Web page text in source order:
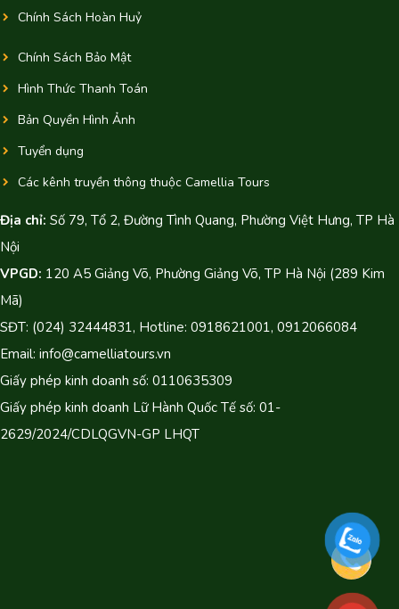
Chính Sách Hoàn Huỷ
Chính Sách Bảo Mật
Hình Thức Thanh Toán
Bản Quyền Hình Ảnh
Tuyển dụng
Các kênh truyền thông thuộc Camellia Tours
Địa chỉ: Số 79, Tổ 2, Đường Tình Quang, Phường Việt Hưng, TP Hà
Nội
VPGD: 120 A5 Giảng Võ, Phường Giảng Võ, TP Hà Nội (289 Kim
Mã)
SĐT: (024) 32444831, Hotline: 0918621001, 0912066084
Email: info@camelliatours.vn
Giấy phép kinh doanh số: 0110635309
Giấy phép kinh doanh Lữ Hành Quốc Tế số: 01-
2629/2024/CDLQGVN-GP LHQT